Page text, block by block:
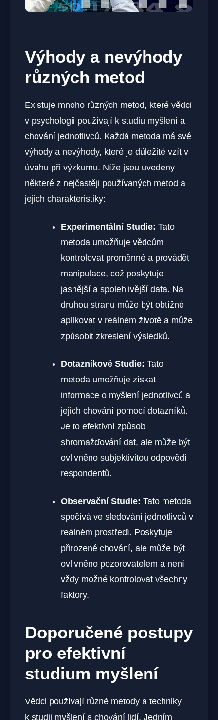
Výhody a nevýhody
různých metod
Existuje mnoho různých metod, které vědci
v psychologii používají k studiu myšlení a
chování jednotlivců. Každá metoda má své
výhody a nevýhody, které je důležité vzít v
úvahu při výzkumu. Níže jsou uvedeny
některé z nejčastěji používaných metod a
jejich charakteristiky:
Experimentální Studie: Tato
metoda umožňuje vědcům
kontrolovat proměnné a provádět
manipulace, což poskytuje
jasnější a spolehlivější data. Na
druhou stranu může být obtížné
aplikovat v reálném životě a může
způsobit zkreslení výsledků.
Dotazníkové Studie: Tato
metoda umožňuje získat
informace o myšlení jednotlivců a
jejich chování pomocí dotazníků.
Je to efektivní způsob
shromažďování dat, ale může být
ovlivněno subjektivitou odpovědí
respondentů.
Observační Studie: Tato metoda
spočívá ve sledování jednotlivců v
reálném prostředí. Poskytuje
přirozené chování, ale může být
ovlivněno pozorovatelem a není
vždy možné kontrolovat všechny
faktory.
Doporučené postupy
pro efektivní
studium myšlení
Vědci používají různé metody a techniky
k studii myšlení a chování lidí. Jedním